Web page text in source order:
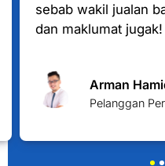
sebab wakil jualan
dan maklumat
Arman
Pelanggan